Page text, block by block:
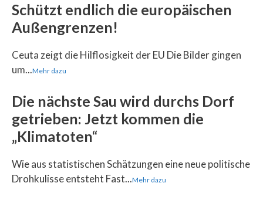
Schützt endlich die europäischen
Außengrenzen!
Ceuta zeigt die Hilflosigkeit der EU Die Bilder gingen
um...Mehr dazu
Die nächste Sau wird durchs Dorf
getrieben: Jetzt kommen die
„Klimatoten“
Wie aus statistischen Schätzungen eine neue politische
Drohkulisse entsteht Fast...Mehr dazu